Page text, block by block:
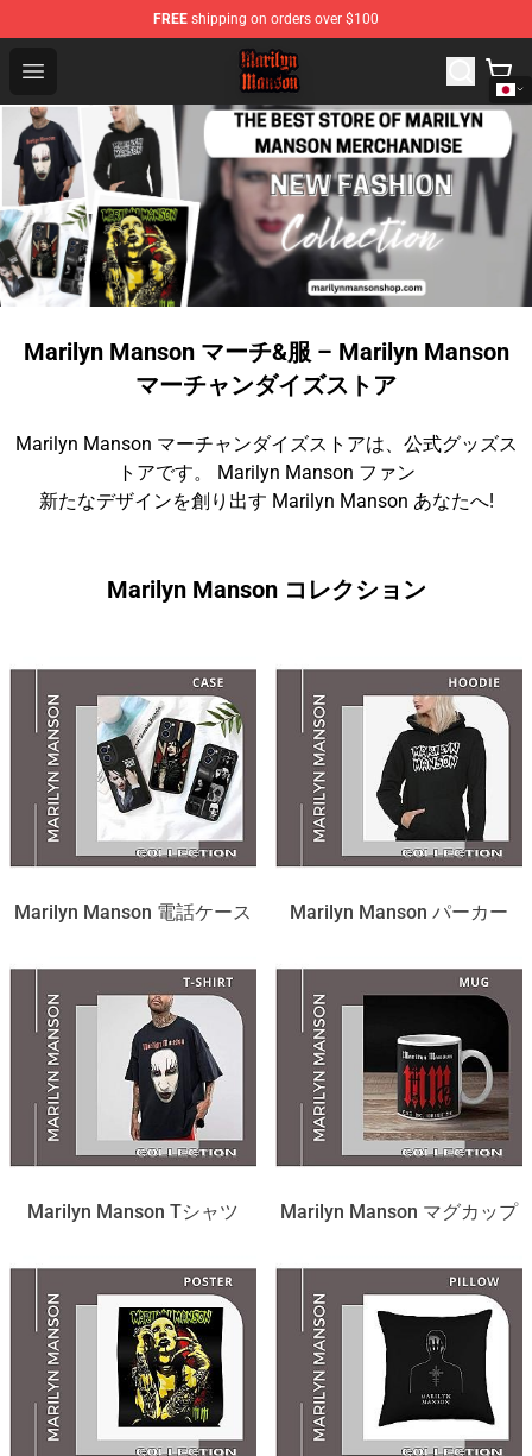
FREE shipping on orders over $100
Open menu
Marilyn Manson Shop - Official Marilyn Manson
Marilyn Manson マーチ&服 – Marilyn Manson
マーチャンダイズストア
Marilyn Manson マーチャンダイズストアは、公式グッズス
トアです。 Marilyn Manson ファン
新たなデザインを創り出す Marilyn Manson あなたへ!
Marilyn Manson コレクション
Marilyn Manson 電話ケース Marilyn Manson パーカー
Marilyn Manson Tシャツ Marilyn Manson マグカップ